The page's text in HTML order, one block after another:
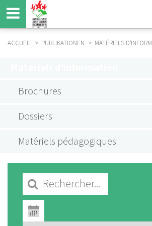
Aller
au
contenu
principal
ACCUEIL PUBLIKATIONEN MATÉRIELS
SUBMENU
Brochures
Dossiers
Matériels pédagogiques